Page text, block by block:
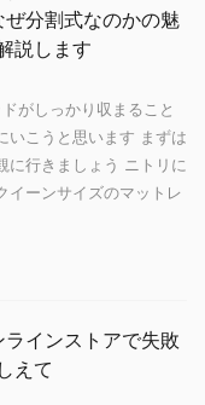
分割式なのかの魅
説します
がしっかり収まること
いこうと思います まずは
に行きましょう ニトリに
イーンサイズのマットレ
インストアで失敗
えて